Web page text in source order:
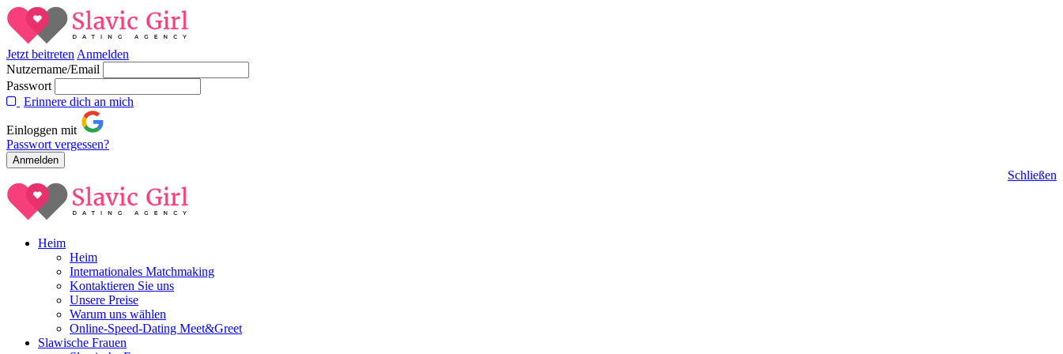
Jetzt beitreten Anmelden
Nutzername/Email
Passwort
Erinnere dich an mich
Einloggen mit
Passwort vergessen?
Schließen
Heim
Heim
Internationales Matchmaking
Kontaktieren Sie uns
Unsere Preise
Warum uns wählen
Online-Speed-Dating Meet&Greet
Slawische Frauen